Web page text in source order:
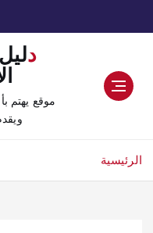
دليل الخدمات
موقع يهتم
الرئيسية